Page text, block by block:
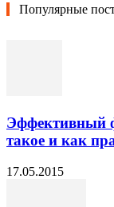
Популярные
Эффективный
такое и как
17.05.2015